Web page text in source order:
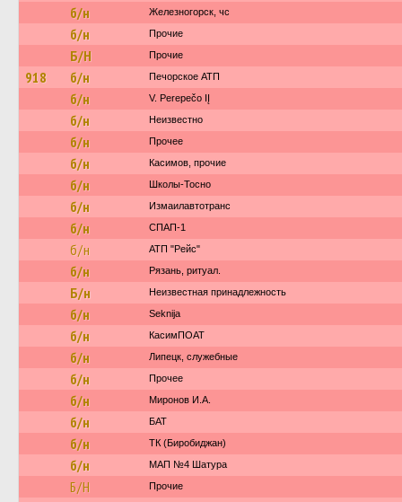
б/н Железногорск, чс
б/н Прочие
Б/Н Прочие
918 б/н Печорское АТП
б/н V. Perepečo IĮ
б/н Неизвестно
б/н Прочее
б/н Касимов, прочие
б/н Школы-Тосно
б/н Измаилавтотранс
б/н СПАП-1
б/н АТП "Рейс"
б/н Рязань, ритуал.
Б/н Неизвестная принадлежность
б/н Seknija
б/н КасимПОАТ
б/н Липецк, служебные
б/н Прочее
б/н Миронов И.А.
б/н БАТ
б/н ТК (Биробиджан)
б/н МАП №4 Шатура
Б/Н Прочие